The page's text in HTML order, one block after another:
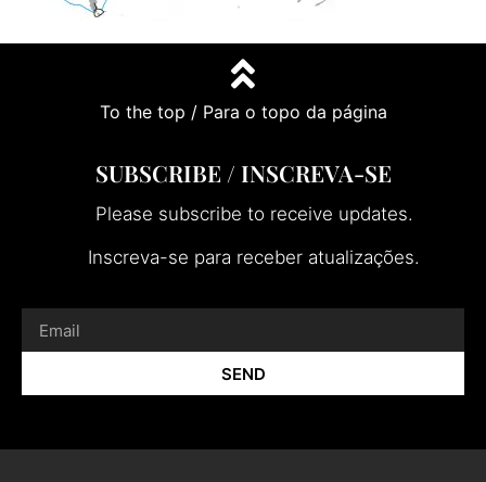
To the top / Para o topo da página
SUBSCRIBE / INSCREVA-SE
Please subscribe to receive updates.
Inscreva-se para receber atualizações.
SEND